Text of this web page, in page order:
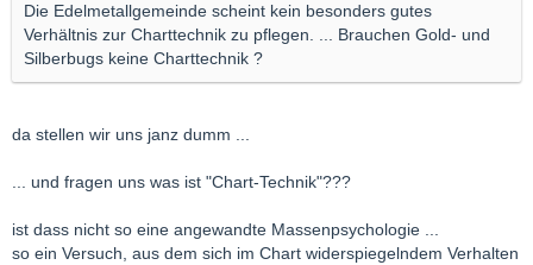
Die Edelmetallgemeinde scheint kein besonders gutes
Verhältnis zur Charttechnik zu pflegen. ... Brauchen Gold- und
Silberbugs keine Charttechnik ?
da stellen wir uns janz dumm ...
... und fragen uns was ist "Chart-Technik"???
ist dass nicht so eine angewandte Massenpsychologie ...
so ein Versuch, aus dem sich im Chart widerspiegelndem Verhalten